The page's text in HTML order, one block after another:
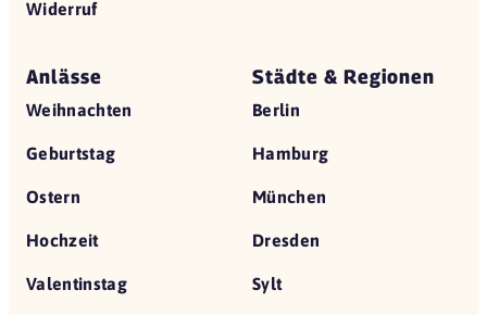
Widerruf
Anlässe
Weihnachten
Geburtstag
Ostern
Hochzeit
Valentinstag
Städte & Regionen
Berlin
Hamburg
München
Dresden
Sylt